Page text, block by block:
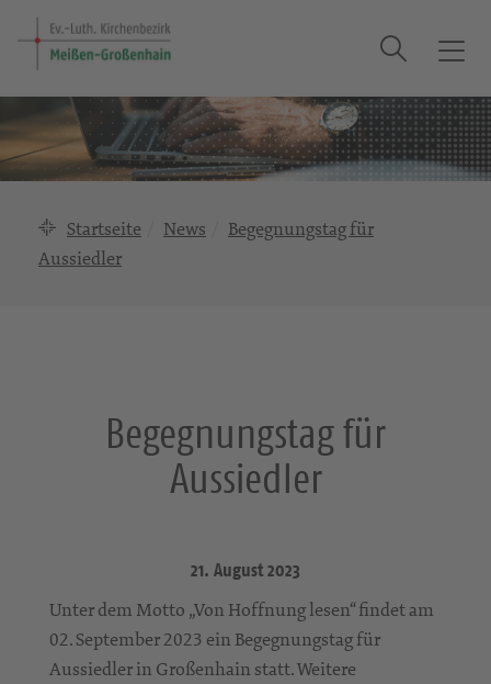
T
g
g
l
Suche
Startseite News
Begegnungstag für
Aussiedler
Begegnungstag für
Aussiedler
21. August 2023
Unter dem Motto „Von Hoffnung lesen“ findet am
02. September 2023 ein Begegnungstag für
Aussiedler in Großenhain statt. Weitere